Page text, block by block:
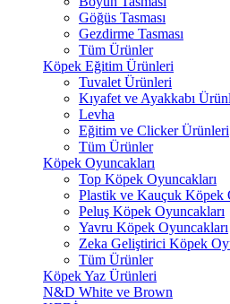
Göğüs Tasması
Gezdirme Tasması
Tüm Ürünler
Köpek Eğitim Ürünleri
Tuvalet Ürünleri
Kıyafet ve Ayakkabı
Levha
Eğitim ve Clicker Ürünleri
Tüm Ürünler
Köpek Oyuncakları
Top Köpek Oyuncakları
Plastik ve Kauçuk Köpek
Peluş Köpek Oyuncakları
Yavru Köpek Oyuncakları
Zeka Geliştirici Köpek
Tüm Ürünler
Köpek Yaz Ürünleri
N&D White ve Brown